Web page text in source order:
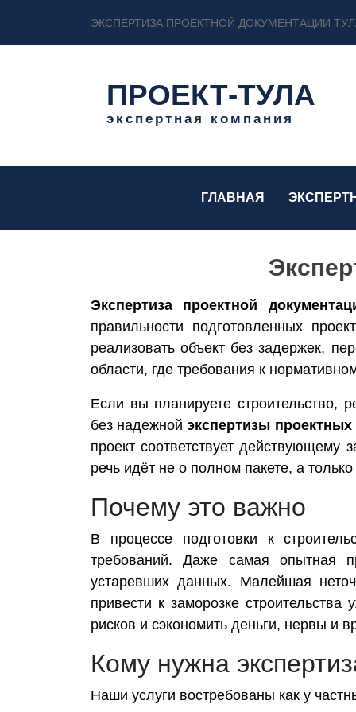
ЭКСПЕРТИЗА ПРОЕКТНОЙ ДОКУМЕНТАЦИИ
ПРОЕКТ-ТУЛА
экспертная компания
ГЛАВНАЯ
Экспертиза проектной
правильности подготовленных
реализовать объект без задержек,
области, где требования к
Если вы планируете строительство,
без надежнойэкспертизы
проект соответствует действующему
речь идёт не о полном пакете, а
Почему это важно
В процессе подготовки к
требований. Даже самая опытная
устаревших данных. Малейшая
привести к заморозке
рисков и сэкономить деньги, нервы и
Кому нужна
Наши услуги востребованы как у